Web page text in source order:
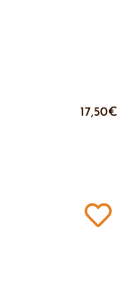
17,50€